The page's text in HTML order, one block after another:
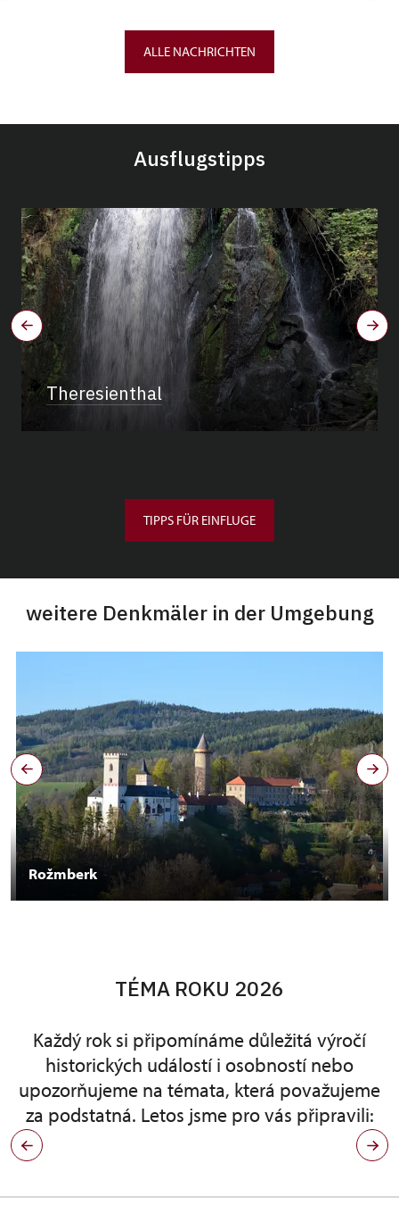
ALLE NACHRICHTEN
Ausflugstipps
Theresienthal
TIPPS FÜR EINFLUGE
weitere Denkmäler in der Umgebung
Rožmberk
TÉMA ROKU 2026
Každý rok si připomínáme důležitá výročí
historických událostí i osobností nebo
upozorňujeme na témata, která považujeme
za podstatná. Letos jsme pro vás připravili: